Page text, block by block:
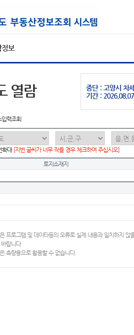
보
중단 : 고양시 차
기간 :
열람
력조회
확대 [지번 글씨가 너무 작을 경우 체크하여 주십시오]
토지소재지
프로그램 및 데이타등의 오류로 실제 내용과 일치하지
랍니다.
측량용으로 활용할 수 없습니다.